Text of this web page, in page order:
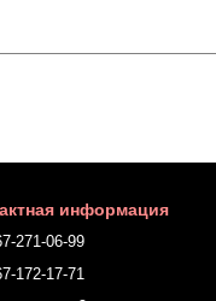
информация
271-06-99
172-17-71